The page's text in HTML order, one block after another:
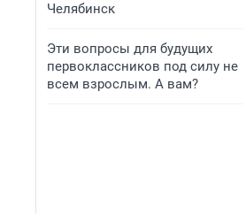
Челябинск
Эти вопросы для будущих
первоклассников под силу не
всем взрослым. А вам?